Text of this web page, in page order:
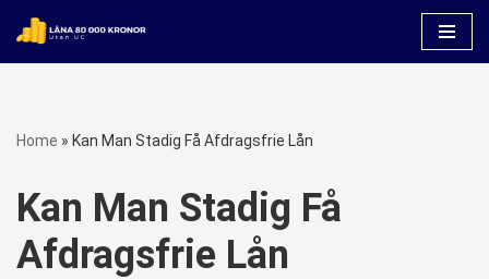
Skip
Home » Kan Man Stadig Få Afdragsfrie Lån
Kan Man Stadig Få
Afdragsfrie Lån